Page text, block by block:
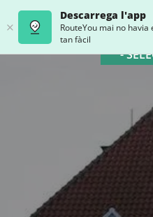
Descarrega l'app
RouteYou mai no havia
tan fàcil
-